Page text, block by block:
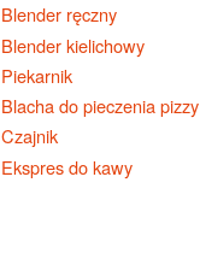
Blender ręczny
Blender kielichowy
Piekarnik
Blacha do pieczenia pizzy
Czajnik
Ekspres do kawy